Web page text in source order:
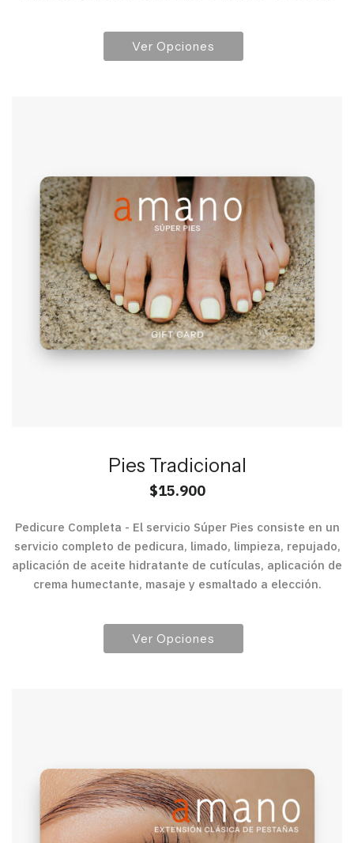
Ver Opciones
Pies Tradicional
$15.900
Pedicure Completa - El servicio Súper Pies consiste en un
servicio completo de pedicura, limado, limpieza, repujado,
aplicación de aceite hidratante de cutículas, aplicación de
crema humectante, masaje y esmaltado a elección.
Ver Opciones